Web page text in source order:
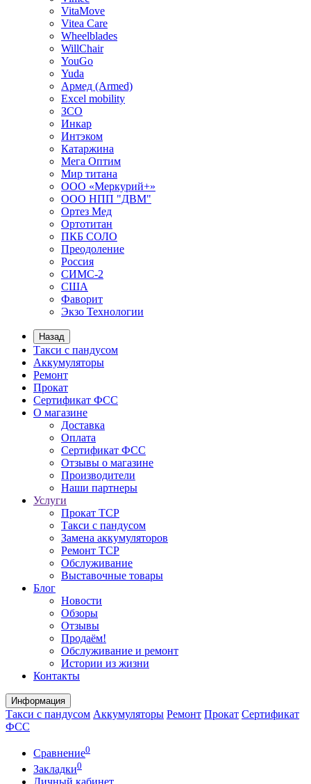
VitaMove
Vitea Care
Wheelblades
WillChair
YouGo
Yuda
Армед (Armed)
Еxcel mobility
ЗСО
Инкар
Интэком
Катаржина
Мега Оптим
Мир титана
ООО «Меркурий+»
ООО НПП "ДВМ"
Ортез Мед
Ортотитан
ПКБ СОЛО
Преодоление
Россия
СИМС-2
США
Фаворит
Экзо Технологии
Назад
Такси с пандусом
Аккумуляторы
Ремонт
Прокат
Сертификат ФСС
О магазине
Доставка
Оплата
Сертификат ФСС
Отзывы о магазине
Производители
Наши партнеры
Услуги
Прокат ТСР
Такси с пандусом
Замена аккумуляторов
Ремонт ТСР
Обслуживание
Выставочные товары
Блог
Новости
Обзоры
Отзывы
Продаём!
Обслуживание и ремонт
Истории из жизни
Контакты
Информация
Такси с пандусом Аккумуляторы Ремонт Прокат Сертификат
ФСС
Сравнение0
Закладки0
Личный кабинет